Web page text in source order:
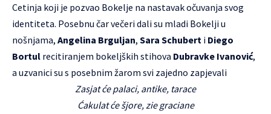
Cetinja koji je pozvao Bokelje na nastavak očuvanja svog
identiteta. Posebnu čar večeri dali su mladi Bokelji u
nošnjama, Angelina Brguljan, Sara Schubert i Diego
Bortul recitiranjem bokeljških stihova Dubravke Ivanović,
a uzvanici su s posebnim žarom svi zajedno zapjevali
Zasjat će palaci, antike, tarace
Ćakulat će šjore, zie graciane